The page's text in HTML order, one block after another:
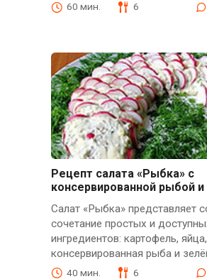
60 мин. 6
Рецепт салата «Рыбка» с
консервированной рыбой
Салат «Рыбка» представляет
сочетание простых и
ингредиентов: картофель, яйца,
консервированная рыба и
40 мин. 6